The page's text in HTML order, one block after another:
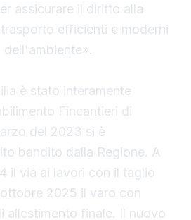
assicurare il diritto alla
efficienti e moderni
è stato interamente
Fincantieri di
del 2023 si è
bandito dalla Regione. A
il via ai lavori con il taglio
2025 il varo con
allestimento finale. Il nuovo